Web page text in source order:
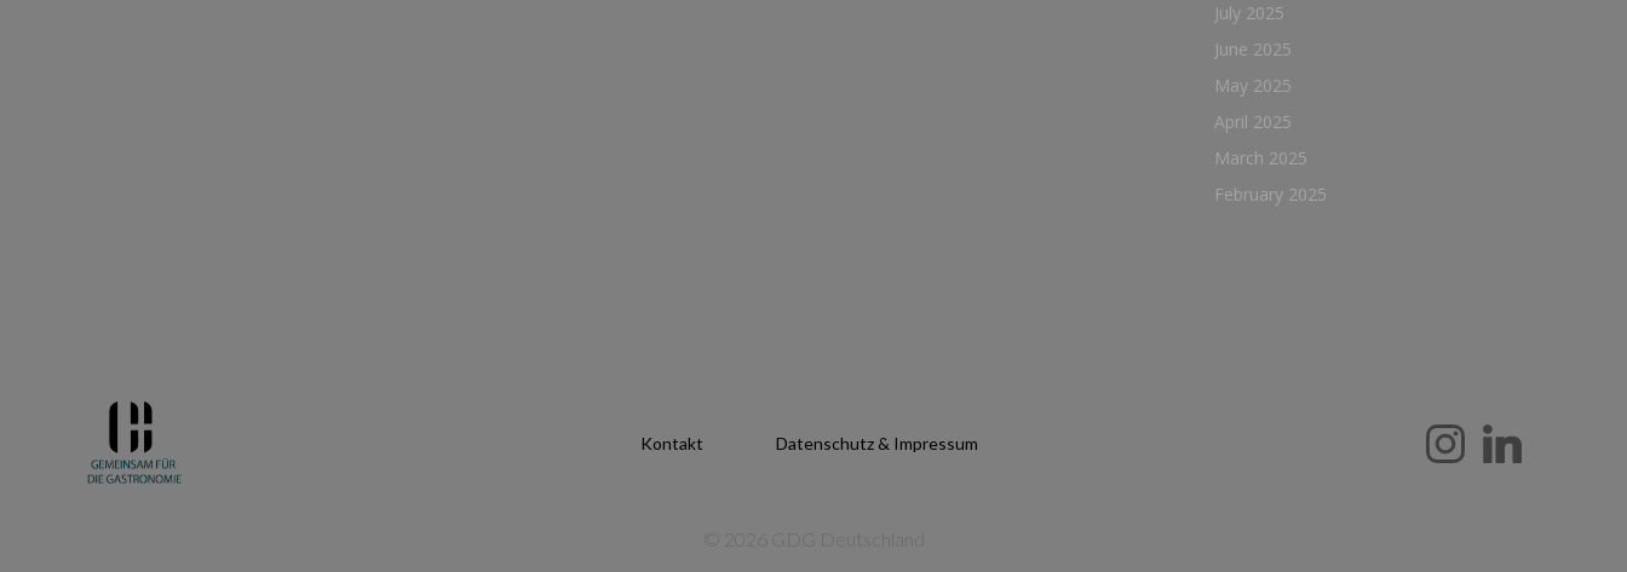
July 2025
June 2025
May 2025
April 2025
March 2025
February 2025
Kontakt Datenschutz & Impressum